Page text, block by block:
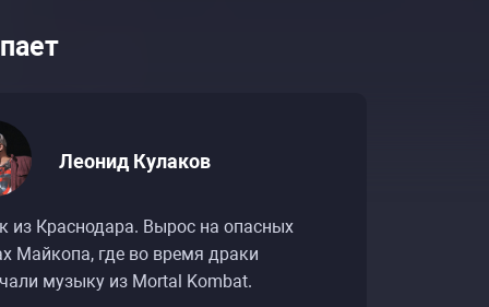
Леонид Кулаков
из Краснодара. Вырос на опасных
Майкопа, где во время драки
музыку из Mortal Kombat.